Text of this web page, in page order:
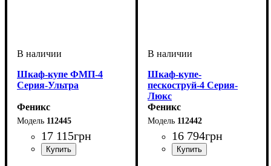
Шкаф-купе ФМП-4
Серия-Ультра
Феникс
112445
17 115грн
Шкаф-купе-
пескоструй-4 Серия-
Люкс
Феникс
112442
16 794грн